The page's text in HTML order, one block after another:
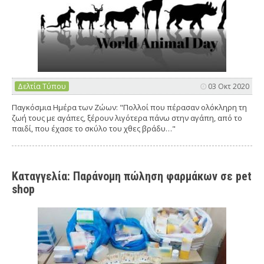
Δελτία Τύπου 03 Οκτ 2020
Παγκόσμια Ημέρα των Ζώων: "Πολλοί που πέρασαν ολόκληρη τη
ζωή τους με αγάπες, ξέρουν λιγότερα πάνω στην αγάπη, από το
παιδί, που έχασε το σκύλο του χθες βράδυ…"
Καταγγελία: Παράνομη πώληση φαρμάκων σε pet
shop